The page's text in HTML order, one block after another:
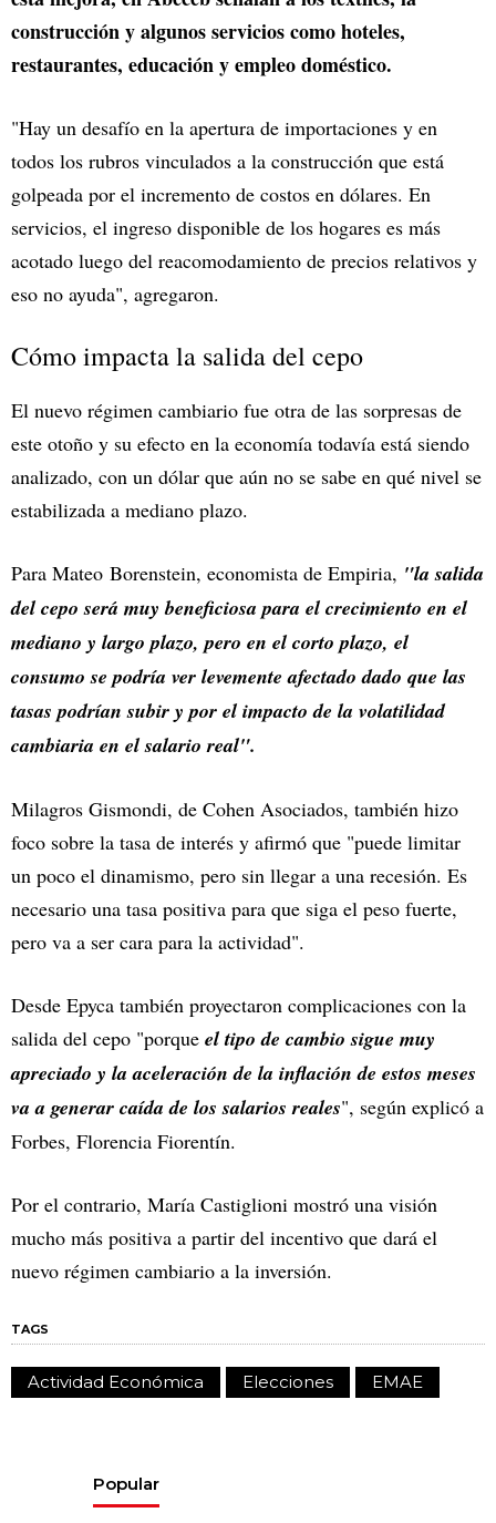
construcción y algunos servicios como hoteles,
restaurantes, educación y empleo doméstico.
"Hay un desafío en la apertura de importaciones y en
todos los rubros vinculados a la construcción que está
golpeada por el incremento de costos en dólares. En
servicios, el ingreso disponible de los hogares es más
acotado luego del reacomodamiento de precios relativos y
eso no ayuda", agregaron.
Cómo impacta la salida del cepo
El nuevo régimen cambiario fue otra de las sorpresas de
este otoño y su efecto en la economía todavía está siendo
analizado, con un dólar que aún no se sabe en qué nivel se
estabilizada a mediano plazo.
Para Mateo Borenstein, economista de Empiria, "la salida
del cepo será muy beneficiosa para el crecimiento en el
mediano y largo plazo, pero en el corto plazo, el
consumo se podría ver levemente afectado dado que las
tasas podrían subir y por el impacto de la volatilidad
cambiaria en el salario real".
Milagros Gismondi, de Cohen Asociados, también hizo
foco sobre la tasa de interés y afirmó que "puede limitar
un poco el dinamismo, pero sin llegar a una recesión. Es
necesario una tasa positiva para que siga el peso fuerte,
pero va a ser cara para la actividad".
Desde Epyca también proyectaron complicaciones con la
salida del cepo "porque el tipo de cambio sigue muy
apreciado y la aceleración de la inflación de estos meses
va a generar caída de los salarios reales", según explicó a
Forbes, Florencia Fiorentín.
Por el contrario, María Castiglioni mostró una visión
mucho más positiva a partir del incentivo que dará el
nuevo régimen cambiario a la inversión.
TAGS
Actividad Económica Elecciones EMAE
Popular